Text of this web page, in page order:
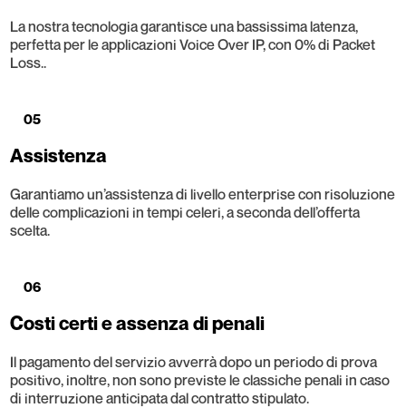
La nostra tecnologia garantisce una bassissima latenza,
perfetta per le applicazioni Voice Over IP, con 0% di Packet
Loss..
05
Assistenza
Garantiamo un’assistenza di livello enterprise con risoluzione
delle complicazioni in tempi celeri, a seconda dell’offerta
scelta.
06
Costi certi e assenza di penali
Il pagamento del servizio avverrà dopo un periodo di prova
positivo, inoltre, non sono previste le classiche penali in caso
di interruzione anticipata dal contratto stipulato.